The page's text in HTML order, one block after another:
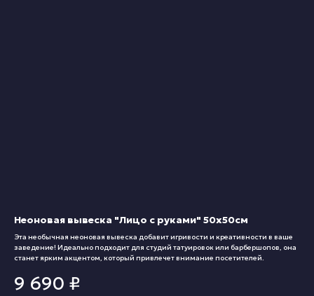
Неоновая вывеска "Лицо с руками" 50х50см
Эта необычная неоновая вывеска добавит игривости и креативности в ваше
заведение! Идеально подходит для студий татуировок или барбершопов, она
станет ярким акцентом, который привлечет внимание посетителей.
9 690 ₽